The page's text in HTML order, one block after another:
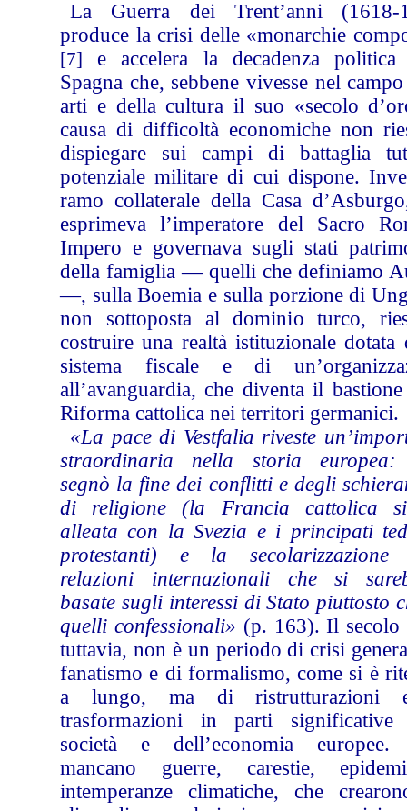
La Guerra dei Trent’anni (1618-
produce la crisi delle «monarchie
[7] e accelera la decadenza politica
Spagna che, sebbene vivesse nel
arti e della cultura il suo «secolo
causa di difficoltà economiche non
dispiegare sui campi di battaglia
potenziale militare di cui dispone.
ramo collaterale della Casa
esprimeva l’imperatore del Sacro
Impero e governava sugli stati
della famiglia — quelli che definiamo
—, sulla Boemia e sulla porzione di
non sottoposta al dominio turco,
costruire una realtà istituzionale dotata
sistema fiscale e di
all’avanguardia, che diventa il
Riforma cattolica nei territori germanici.
«La pace di Vestfalia riveste
straordinaria nella storia europea:
segnò la fine dei conflitti e degli
di religione (la Francia cattolica
alleata con la Svezia e i principati
protestanti) e la secolarizzazione
relazioni internazionali che si
basate sugli interessi di Stato piuttosto
quelli confessionali» (p. 163). Il
tuttavia, non è un periodo di crisi
fanatismo e di formalismo, come si è
a lungo, ma di ristrutturazioni
trasformazioni in parti significative
società e dell’economia
mancano guerre, carestie,
intemperanze climatiche, che